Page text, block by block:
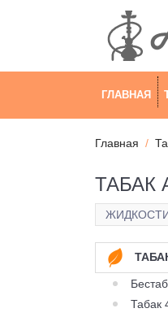
ГЛАВНАЯ
Главная
ТАБАК
Табак